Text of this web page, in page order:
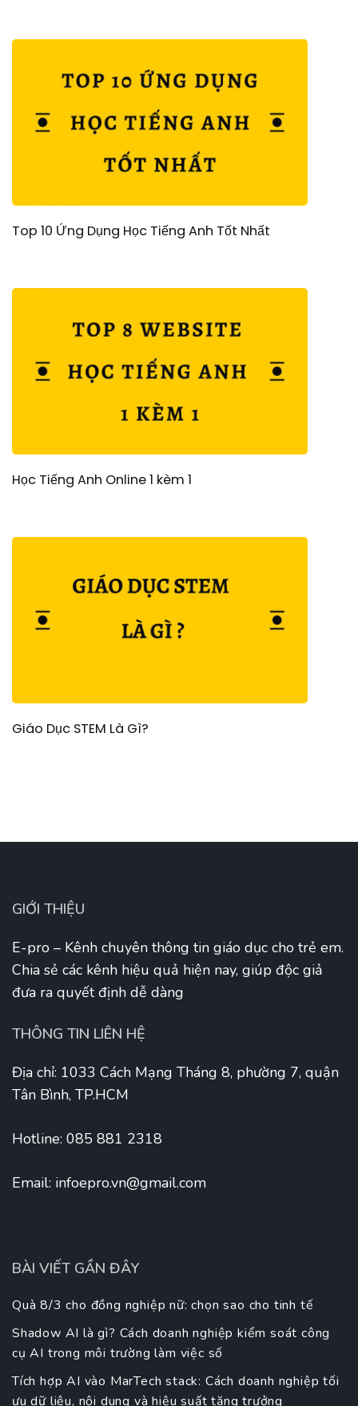
Top 10 Ứng Dụng Học Tiếng Anh Tốt Nhất
Học Tiếng Anh Online 1 kèm 1
Giáo Dục STEM Là Gì?
GIỚI THIỆU
E-pro – Kênh chuyên thông tin giáo dục cho trẻ em.
Chia sẻ các kênh hiệu quả hiện nay, giúp độc giả
đưa ra quyết định dễ dàng
THÔNG TIN LIÊN HỆ
Địa chỉ: 1033 Cách Mạng Tháng 8, phường 7, quận
Tân Bình, TP.HCM
Hotline: 085 881 2318
Email: infoepro.vn@gmail.com
BÀI VIẾT GẦN ĐÂY
Quà 8/3 cho đồng nghiệp nữ: chọn sao cho tinh tế
Shadow AI là gì? Cách doanh nghiệp kiểm soát công
cụ AI trong môi trường làm việc số
Tích hợp AI vào MarTech stack: Cách doanh nghiệp tối
ưu dữ liệu, nội dung và hiệu suất tăng trưởng